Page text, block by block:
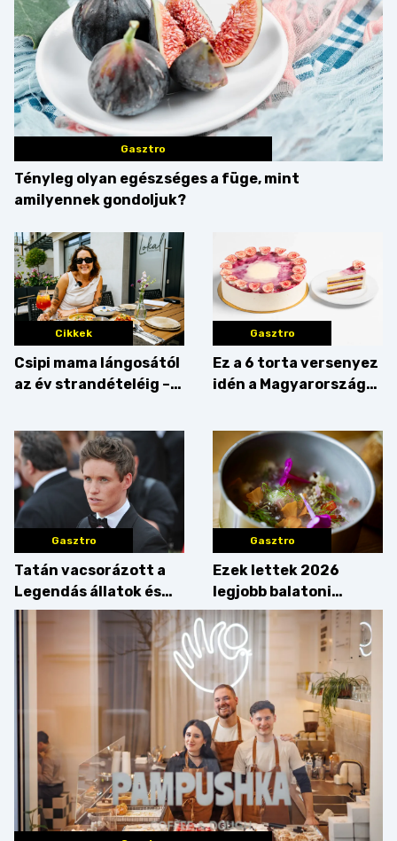
Gasztro
Tényleg olyan egészséges a füge, mint
amilyennek gondoljuk?
Cikkek
Csipi mama lángosától
az év strandételéig –
Balaton déli partját
Gasztro
Ez a 6 torta versenyez
idén a Magyarország
Gasztro
Tatán vacsorázott a
Legendás állatok és
megfigyelésük sztárja!
Gasztro
Ezek lettek 2026
legjobb balatoni
strandételei –
végigkóstoltuk a
győzteseket